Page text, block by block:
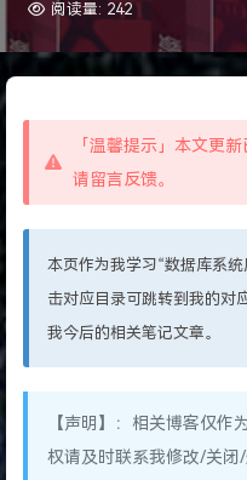
阅读量: 242
「温馨提示」本文更
请留言反馈。
本页作为我学习“数据库系
击对应目录可跳转到我的对
我今后的相关笔记文章。
【声明】：相关博客仅作
权请及时联系我修改/关闭/